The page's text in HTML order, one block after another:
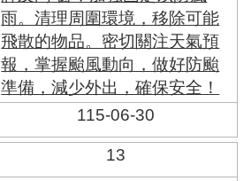
雨。清理周圍環境，移除可能
飛散的物品。密切關注天氣預
報，掌握颱風動向，做好防颱
準備，減少外出，確保安全！
115-06-30
13